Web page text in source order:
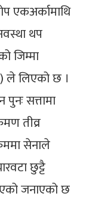
एकअर्कामाथि
थप
जिम्मा
ले लिएको छ ।
सत्तामा
तीव्र
सेनाले
छुट्टै
जनाएको छ